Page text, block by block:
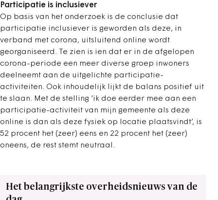
Participatie is inclusiever
Op basis van het onderzoek is de conclusie dat
participatie inclusiever is geworden als deze, in
verband met corona, uitsluitend online wordt
georganiseerd. Te zien is ien dat er in de afgelopen
corona-periode een meer diverse groep inwoners
deelneemt aan de uitgelichte participatie-
activiteiten. Ook inhoudelijk lijkt de balans positief uit
te slaan. Met de stelling ‘ik doe eerder mee aan een
participatie-activiteit van mijn gemeente als deze
online is dan als deze fysiek op locatie plaatsvindt’, is
52 procent het (zeer) eens en 22 procent het (zeer)
oneens, de rest stemt neutraal.
Het belangrijkste overheidsnieuws van de